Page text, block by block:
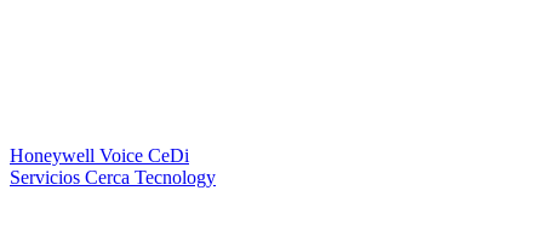
Honeywell Voice CeDi
Servicios Cerca Tecnology